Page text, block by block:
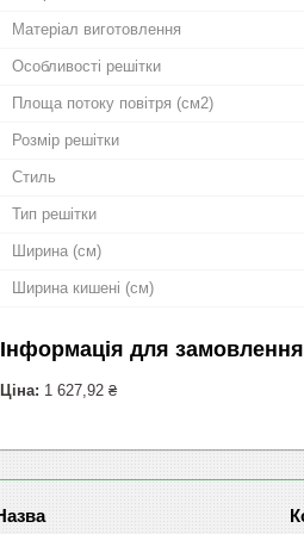
Матеріал виготовлення
Особливості решітки
Площа потоку повітря (см2)
Розмір решітки
Стиль
Тип решітки
Ширина (см)
Ширина кишені (см)
Інформація для замовлення
Ціна: 1 627,92 ₴